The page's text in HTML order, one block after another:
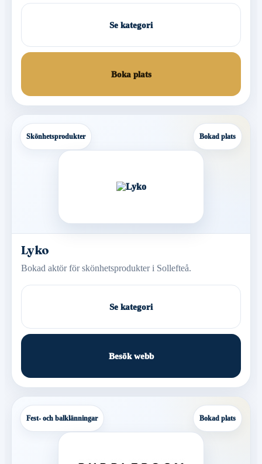
Se kategori
Boka plats
Skönhetsprodukter Bokad plats
Lyko
Bokad aktör för skönhetsprodukter i Sollefteå.
Se kategori
Besök webb
Fest- och balklänningar Bokad plats